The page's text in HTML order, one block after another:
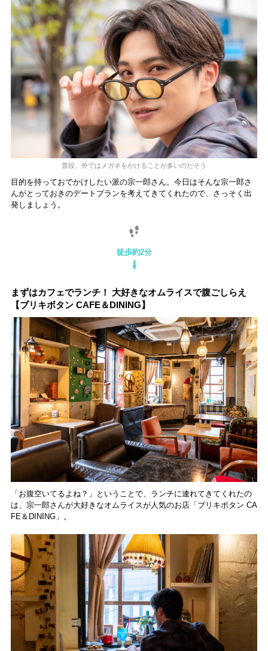
普段、外ではメガネをかけることが多いのだそう
目的を持っておでかけしたい派の宗一郎さん。今日はそんな宗一郎さ
んがとっておきのデートプランを考えてきてくれたので、さっそく出
発しましょう。
徒歩約2分
⇩
まずはカフェでランチ！ 大好きなオムライスで腹ごしらえ
【ブリキボタン CAFE＆DINING】
「お腹空いてるよね？」ということで、ランチに連れてきてくれたの
は、宗一郎さんが大好きなオムライスが人気のお店「ブリキボタン CA
FE＆DINING」。